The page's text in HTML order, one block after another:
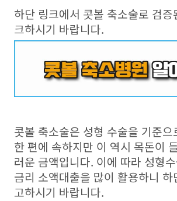
하단 링크에서 콧볼 축소술로 검증
크하시기 바랍니다.
콧볼 축소술은 성형 수술을 기준으
한 편에 속하지만 이 역시 목돈이
러운 금액입니다. 이에 따라 성형
금리 소액대출을 많이 활용하니
고하시기 바랍니다.